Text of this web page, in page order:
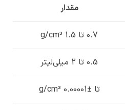
مقدار
0.7 تا 1.5 g/cm³
0.5 تا 2 میلی‌لیتر
تا ±0.00001 g/cm³